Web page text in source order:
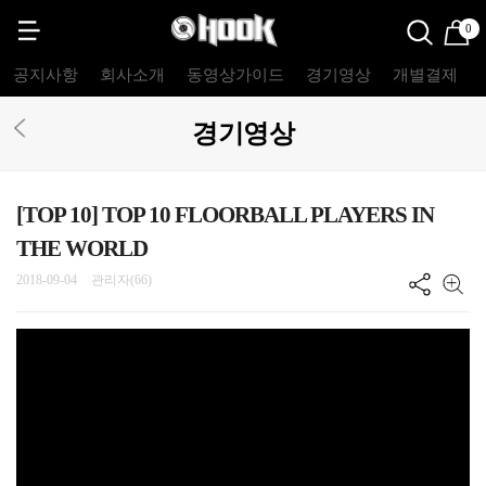
0
공지사항 회사소개 동영상가이드 경기영상 개별결제
경기영상
[TOP 10] TOP 10 FLOORBALL PLAYERS IN
THE WORLD
2018-09-04 관리자(66)